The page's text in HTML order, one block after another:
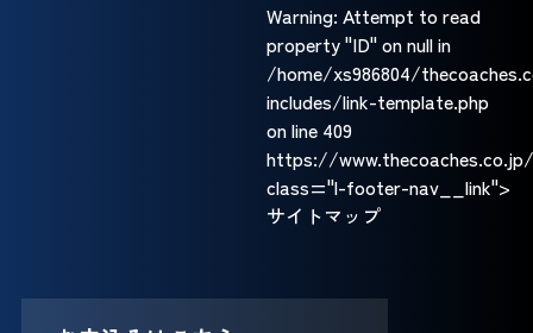
Warning: Attempt to read
property "ID" on null in
/home/xs986804/
includes/link-template.php
on line 409
https://www.thecoaches.co.jp/
class="l-footer-nav__link">
サイトマップ